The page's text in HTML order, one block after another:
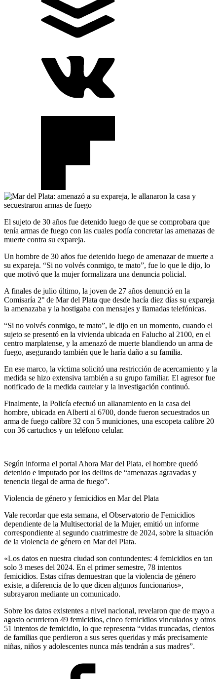
El sujeto de 30 años fue detenido luego de que se comprobara que
tenía armas de fuego con las cuales podía concretar las amenazas de
muerte contra su expareja.
Un hombre de 30 años fue detenido luego de amenazar de muerte a
su expareja. “Si no volvés conmigo, te mato”, fue lo que le dijo, lo
que motivó que la mujer formalizara una denuncia policial.
A finales de julio último, la joven de 27 años denunció en la
Comisaría 2° de Mar del Plata que desde hacía diez días su expareja
la amenazaba y la hostigaba con mensajes y llamadas telefónicas.
“Si no volvés conmigo, te mato”, le dijo en un momento, cuando el
sujeto se presentó en la vivienda ubicada en Falucho al 2100, en el
centro marplatense, y la amenazó de muerte blandiendo un arma de
fuego, asegurando también que le haría daño a su familia.
En ese marco, la víctima solicitó una restricción de acercamiento y la
medida se hizo extensiva también a su grupo familiar. El agresor fue
notificado de la medida cautelar y la investigación continuó.
Finalmente, la Policía efectuó un allanamiento en la casa del
hombre, ubicada en Alberti al 6700, donde fueron secuestrados un
arma de fuego calibre 32 con 5 municiones, una escopeta calibre 20
con 36 cartuchos y un teléfono celular.
Según informa el portal Ahora Mar del Plata, el hombre quedó
detenido e imputado por los delitos de “amenazas agravadas y
tenencia ilegal de arma de fuego”.
Violencia de género y femicidios en Mar del Plata
Vale recordar que esta semana, el Observatorio de Femicidios
dependiente de la Multisectorial de la Mujer, emitió un informe
correspondiente al segundo cuatrimestre de 2024, sobre la situación
de la violencia de género en Mar del Plata.
«Los datos en nuestra ciudad son contundentes: 4 femicidios en tan
solo 3 meses del 2024. En el primer semestre, 78 intentos
femicidios. Estas cifras demuestran que la violencia de género
existe, a diferencia de lo que dicen algunos funcionarios»,
subrayaron mediante un comunicado.
Sobre los datos existentes a nivel nacional, revelaron que de mayo a
agosto ocurrieron 49 femicidios, cinco femicidios vinculados y otros
51 intentos de femicidio, lo que representa “vidas truncadas, cientos
de familias que perdieron a sus seres queridas y más precisamente
niñas, niños y adolescentes nunca más tendrán a sus madres”.